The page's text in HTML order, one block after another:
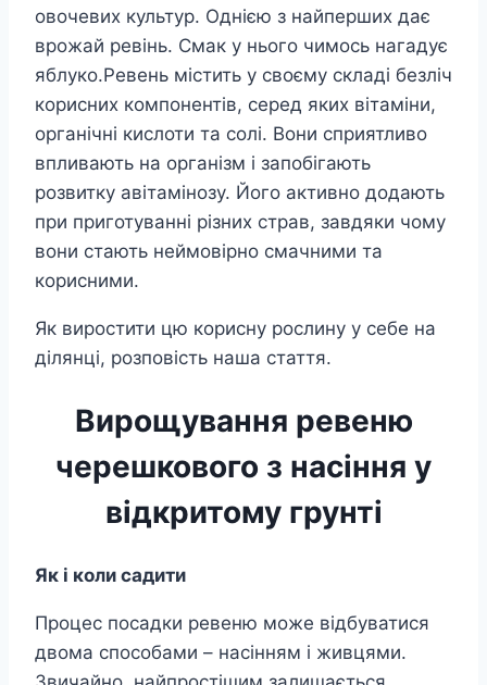
овочевих культур. Однією з найперших дає
врожай ревінь. Смак у нього чимось нагадує
яблуко.Ревень містить у своєму складі безліч
корисних компонентів, серед яких вітаміни,
органічні кислоти та солі. Вони сприятливо
впливають на організм і запобігають
розвитку авітамінозу. Його активно додають
при приготуванні різних страв, завдяки чому
вони стають неймовірно смачними та
корисними.
Як виростити цю корисну рослину у себе на
ділянці, розповість наша стаття.
Вирощування ревеню
черешкового з насіння у
відкритому грунті
Як і коли садити
Процес посадки ревеню може відбуватися
двома способами – насінням і живцями.